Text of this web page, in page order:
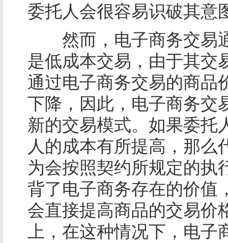
委托人会很容易识破其意
然而，电子商务交易
是低成本交易，由于其交
通过电子商务交易的商品
下降，因此，电子商务交
新的交易模式。如果委托
人的成本有所提高，那么
为会按照契约所规定的执
背了电子商务存在的价值
会直接提高商品的交易价
上，在这种情况下，电子